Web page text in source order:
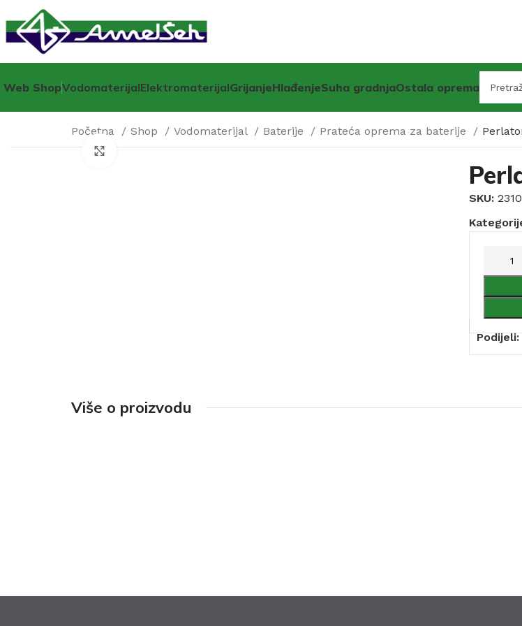
Web ShopVodomaterijalElektromaterijalGrijanjeHlađenjeSuha gradnjaOstala oprema
Početna Shop Vodomaterijal Baterije Prateća oprema za baterije
Click to enlarge
SKU:
Podijeli:
Više o proizvodu